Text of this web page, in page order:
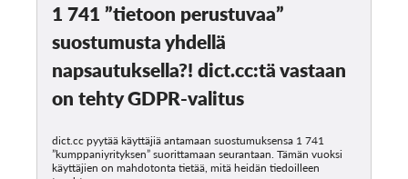
1 741 ”tietoon perustuvaa”
suostumusta yhdellä
napsautuksella?! dict.cc:tä vastaan
on tehty GDPR-valitus
dict.cc pyytää käyttäjiä antamaan suostumuksensa 1 741
”kumppaniyrityksen” suorittamaan seurantaan. Tämän vuoksi
käyttäjien on mahdotonta tietää, mitä heidän tiedoilleen